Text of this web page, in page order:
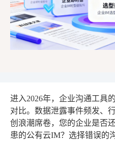
进入2026年，企业沟通工具
对比。数据泄露事件频发、
创浪潮席卷，您的企业是否
患的公有云IM？选择错误的